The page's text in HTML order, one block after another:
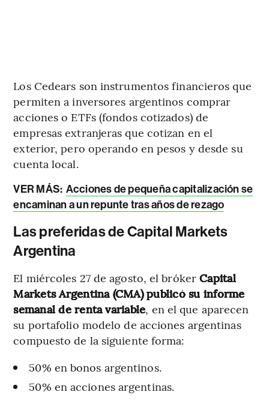
Los Cedears son instrumentos financieros que
permiten a inversores argentinos comprar
acciones o ETFs (fondos cotizados) de
empresas extranjeras que cotizan en el
exterior, pero operando en pesos y desde su
cuenta local.
VER MÁS: Acciones de pequeña capitalización se
encaminan a un repunte tras años de rezago
Las preferidas de Capital Markets
Argentina
El miércoles 27 de agosto, el brókerCapital
Markets Argentina (CMA) publicó su informe
semanal de renta variable, en el que aparecen
su portafolio modelo de acciones argentinas
compuesto de la siguiente forma:
50% en bonos argentinos.
50% en acciones argentinas.